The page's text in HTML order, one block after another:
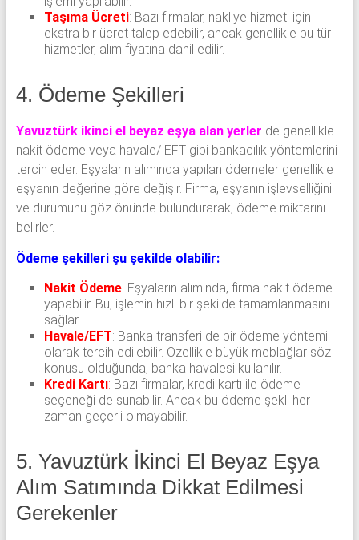
Taşıma Ücreti: Bazı firmalar, nakliye hizmeti için
ekstra bir ücret talep edebilir, ancak genellikle bu tür
hizmetler, alım fiyatına dahil edilir.
4. Ödeme Şekilleri
Yavuztürk ikinci el beyaz eşya alan yerler de genellikle
nakit ödeme veya havale/ EFT gibi bankacılık yöntemlerini
tercih eder. Eşyaların alımında yapılan ödemeler genellikle
eşyanın değerine göre değişir. Firma, eşyanın işlevselliğini
ve durumunu göz önünde bulundurarak, ödeme miktarını
belirler.
Ödeme şekilleri şu şekilde olabilir:
Nakit Ödeme: Eşyaların alımında, firma nakit ödeme
yapabilir. Bu, işlemin hızlı bir şekilde tamamlanmasını
sağlar.
Havale/EFT: Banka transferi de bir ödeme yöntemi
olarak tercih edilebilir. Özellikle büyük meblağlar söz
konusu olduğunda, banka havalesi kullanılır.
Kredi Kartı: Bazı firmalar, kredi kartı ile ödeme
seçeneği de sunabilir. Ancak bu ödeme şekli her
zaman geçerli olmayabilir.
5. Yavuztürk İkinci El Beyaz Eşya
Alım Satımında Dikkat Edilmesi
Gerekenler